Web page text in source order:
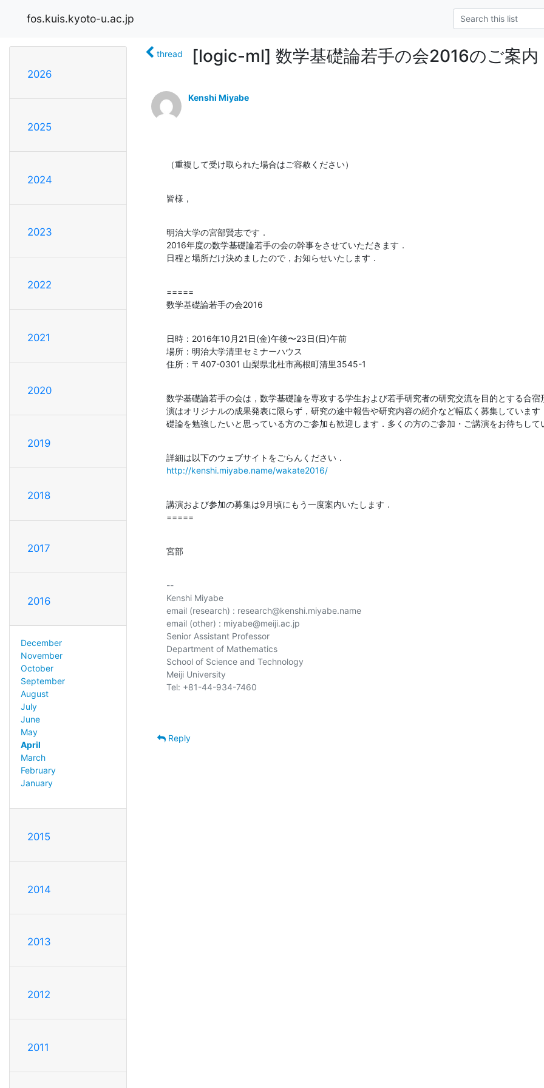
fos.kuis.kyoto-u.ac.jp
2026
2025
2024
2023
2022
2021
2020
2019
2018
2017
2016
December
November
October
September
August
July
June
May
April
March
February
January
2015
2014
2013
2012
2011
thread [logic-ml] 数学基礎論若手の会2016のご案内
Kenshi Miyabe
（重複して受け取られた場合はご容赦ください）
皆様，
明治大学の宮部賢志です．
2016年度の数学基礎論若手の会の幹事をさせていただきます．
日程と場所だけ決めましたので，お知らせいたします．
=====
数学基礎論若手の会2016
日時：2016年10月21日(金)午後〜23日(日)午前
場所：明治大学清里セミナーハウス
住所：〒407-0301 山梨県北杜市高根町清里3545-1
数学基礎論若手の会は，数学基礎論を専攻する学生および若手研究者の研究交流を目的とする合
演はオリジナルの成果発表に限らず，研究の途中報告や研究内容の紹介など幅広く募集していま
礎論を勉強したいと思っている方のご参加も歓迎します．多くの方のご参加・ご講演をお待ちして
http://kenshi.miyabe.name/wakate2016/
講演および参加の募集は9月頃にもう一度案内いたします．
=====
宮部
--
Kenshi Miyabe
email (research) : research@kenshi.miyabe.name
email (other) : miyabe@meiji.ac.jp
Senior Assistant Professor
Department of Mathematics
School of Science and Technology
Meiji University
Reply